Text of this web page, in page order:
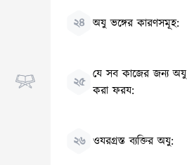
২৪ অযু ভঙ্গের কারণসমূহ:
২৫
যে সব কাজের জন্য অযু
করা ফরয:
২৬ ওযরগ্রস্ত ব্যক্তির অযু: